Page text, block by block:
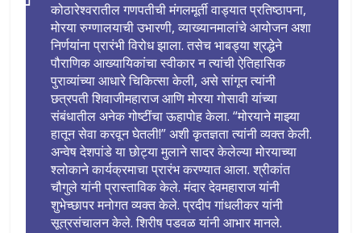
कोठारेश्वरातील गणपतीची मंगलमूर्ती वाड्यात प्रतिष्ठापना,
मोरया रुग्णालयाची उभारणी, व्याख्यानमालांचे आयोजन अशा
निर्णयांना प्रारंभी विरोध झाला. तसेच भाबड्या श्रद्धेने
पौराणिक आख्यायिकांचा स्वीकार न त्यांची ऐतिहासिक
पुराव्यांच्या आधारे चिकित्सा केली, असे सांगून त्यांनी
छत्रपती शिवाजीमहाराज आणि मोरया गोसावी यांच्या
संबंधातील अनेक गोष्टींचा ऊहापोह केला. “मोरयाने माझ्या
हातून सेवा करवून घेतली!” अशी कृतज्ञता त्यांनी व्यक्त केली.
अन्वेष देशपांडे या छोट्या मुलाने सादर केलेल्या मोरयाच्या
श्लोकाने कार्यक्रमाचा प्रारंभ करण्यात आला. श्रीकांत
चौगुले यांनी प्रास्ताविक केले. मंदार देवमहाराज यांनी
शुभेच्छापर मनोगत व्यक्त केले. प्रदीप गांधलीकर यांनी
सूत्रसंचालन केले. शिरीष पडवळ यांनी आभार मानले.